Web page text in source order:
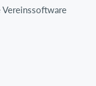
Vereinssoftware